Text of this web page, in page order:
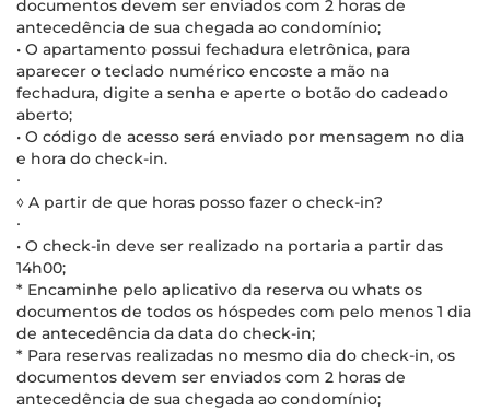
documentos devem ser enviados com 2 horas de
antecedência de sua chegada ao condomínio;
• O apartamento possui fechadura eletrônica, para
aparecer o teclado numérico encoste a mão na
fechadura, digite a senha e aperte o botão do cadeado
aberto;
• O código de acesso será enviado por mensagem no dia
e hora do check-in.
∙
◊ A partir de que horas posso fazer o check-in?
∙
• O check-in deve ser realizado na portaria a partir das
14h00;
* Encaminhe pelo aplicativo da reserva ou whats os
documentos de todos os hóspedes com pelo menos 1 dia
de antecedência da data do check-in;
* Para reservas realizadas no mesmo dia do check-in, os
documentos devem ser enviados com 2 horas de
antecedência de sua chegada ao condomínio;